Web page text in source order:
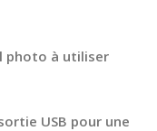
photo à utiliser
USB pour une